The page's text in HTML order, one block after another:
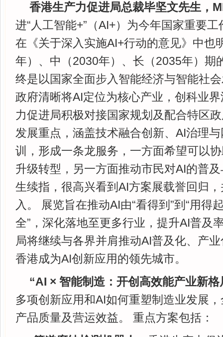
香港生产力促进局总裁毕坚文先生，
进“人工智能+”（AI+）为今年国家重要
在《关于深入实施AI+行动的意见》中也
年）、中（2030年）、长（2035年）期
终是以国家全面步入智能经济与智能社
政府清晰将AI定位为核心产业，创科业
力促进局积极对接国家规划及配合特区
发展重点，涵盖技术融合创新、AI治理
训，形成一条龙服务，一方面希望可以
升级转型，另一方面推动市民对AI的普
生续指，很高兴看到AI方案展载誉回归
入。 展览旨在推动AI由“看得到”到“用得
全”，深化落地至更多行业，提升AI普及
局将继续与各界并肩推动AI普及化、产
香港成为AI创新应用的领先城市。
“AI × 智能制造：开创高效能产业新
多项创新应用和AI如何重塑制造业发展
产品质量及营运效益。 重点方案包括：